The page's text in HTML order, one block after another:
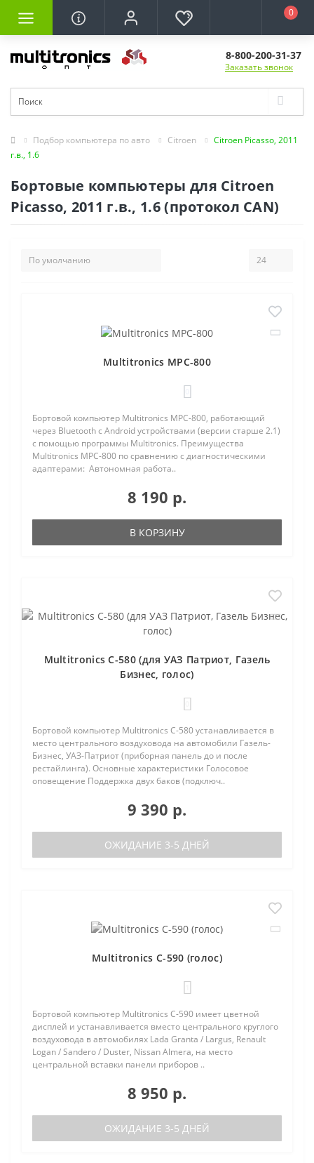
0
8-800-200-31-37
Заказать звонок
Подбор компьютера по авто Citroen
Citroen Picasso, 2011
г.в., 1.6
Бортовые компьютеры для Citroen
Picasso, 2011 г.в., 1.6 (протокол CAN)
Multitronics MPC-800
Бортовой компьютер Multitronics MPC-800, работающий
через Bluetooth с Android устройствами (версии старше 2.1)
с помощью программы Multitronics. Преимущества
Multitronics MPC-800 по сравнению с диагностическими
адаптерами: Автономная работа..
8 190 р.
В КОРЗИНУ
Multitronics C-580 (для УАЗ Патриот, Газель
Бизнес, голос)
Бортовой компьютер Multitronics C-580 устанавливается в
место центрального воздуховода на автомобили Газель-
Бизнес, УАЗ-Патриот (приборная панель до и после
рестайлинга). Основные характеристики Голосовое
оповещение Поддержка двух баков (подключ..
9 390 р.
ОЖИДАНИЕ 3-5 ДНЕЙ
Multitronics C-590 (голос)
Бортовой компьютер Multitronics C-590 имеет цветной
дисплей и устанавливается вместо центрального круглого
воздуховода в автомобилях Lada Granta / Largus, Renault
Logan / Sandero / Duster, Nissan Almera, на место
центральной вставки панели приборов ..
8 950 р.
ОЖИДАНИЕ 3-5 ДНЕЙ